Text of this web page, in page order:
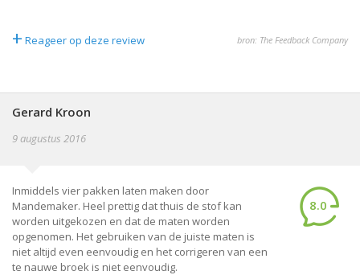
+ Reageer op deze review bron: The Feedback Company
Gerard Kroon
9 augustus 2016
Inmiddels vier pakken laten maken door
Mandemaker. Heel prettig dat thuis de stof kan
worden uitgekozen en dat de maten worden
opgenomen. Het gebruiken van de juiste maten is
niet altijd even eenvoudig en het corrigeren van een
te nauwe broek is niet eenvoudig.
8.0